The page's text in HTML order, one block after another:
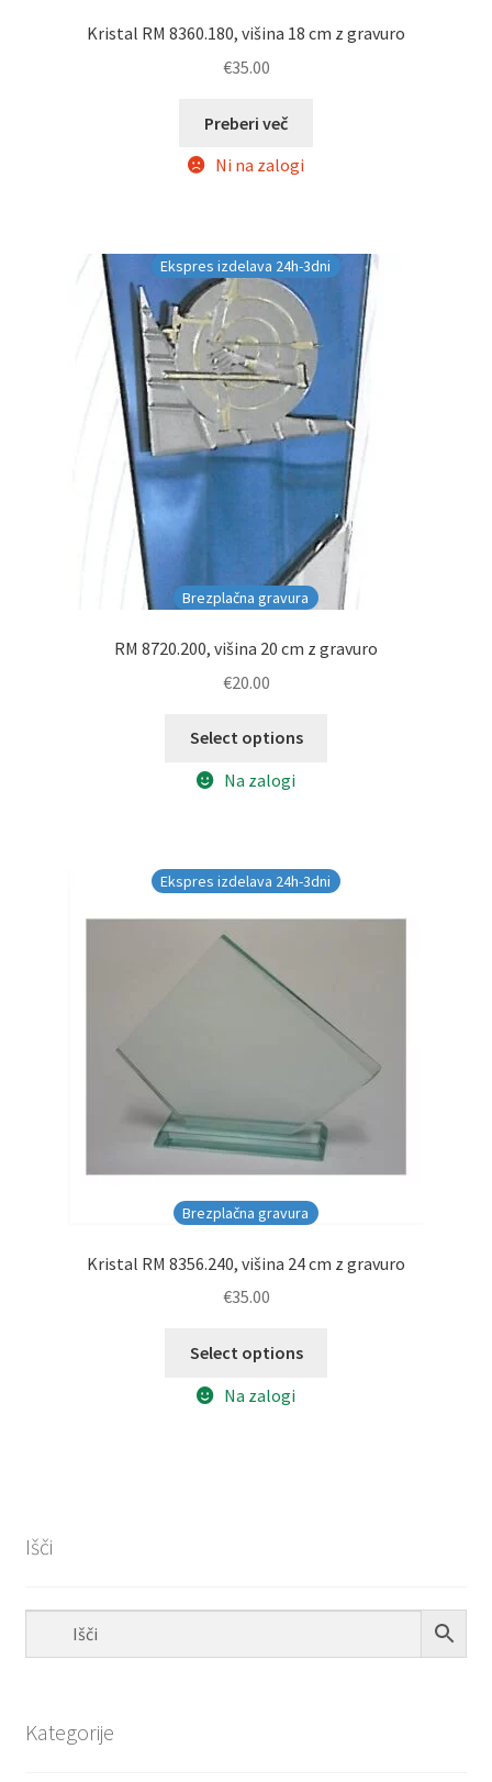
Kristal RM 8360.180, višina 18 cm z gravuro
€35.00
Preberi več
Ni na zalogi
Brezplačna gravura
Ekspres izdelava 24h-3dni
RM 8720.200, višina 20 cm z gravuro
€20.00
Select options
Na zalogi
Brezplačna gravura
Ekspres izdelava 24h-3dni
Kristal RM 8356.240, višina 24 cm z gravuro
€35.00
Select options
Na zalogi
Išči
Kategorije